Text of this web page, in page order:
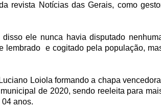
revista Notícias das Gerais, como
ele nunca havia disputado
lembrado e cogitado pela população,
Loiola formando a chapa
de 2020, sendo reeleita para
anos.